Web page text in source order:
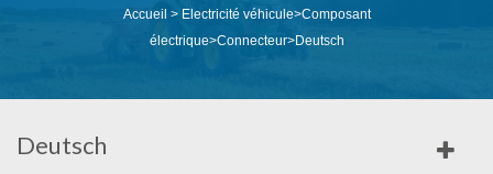
Accueil > Electricité véhicule>Composant
électrique>Connecteur>Deutsch
Deutsch